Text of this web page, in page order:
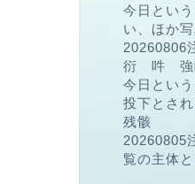
今日とい
い、ほか
20260806
衍 吽 強
今日とい
投下とさ
残骸
20260805
覧の主体